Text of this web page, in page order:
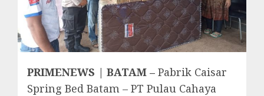
PRIMENEWS | BATAM – Pabrik Caisar
Spring Bed Batam – PT Pulau Cahaya